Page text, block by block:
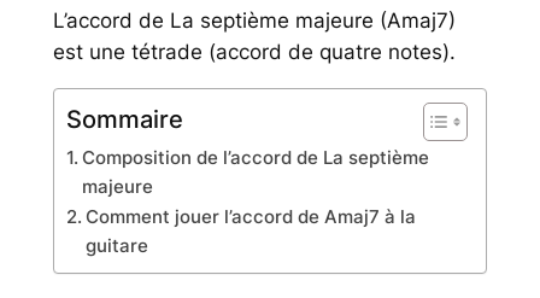
L’accord de La septième majeure (Amaj7)
est une tétrade (accord de quatre notes).
Sommaire
Composition de l’accord de La septième
majeure
Comment jouer l’accord de Amaj7 à la
guitare